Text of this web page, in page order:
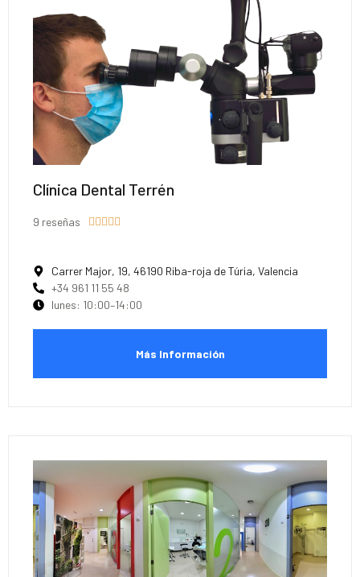
Clínica Dental Terrén
9 reseñas     
Carrer Major, 19, 46190 Riba-roja de Túria, Valencia
+34 961 11 55 48
lunes: 10:00–14:00
Más Información